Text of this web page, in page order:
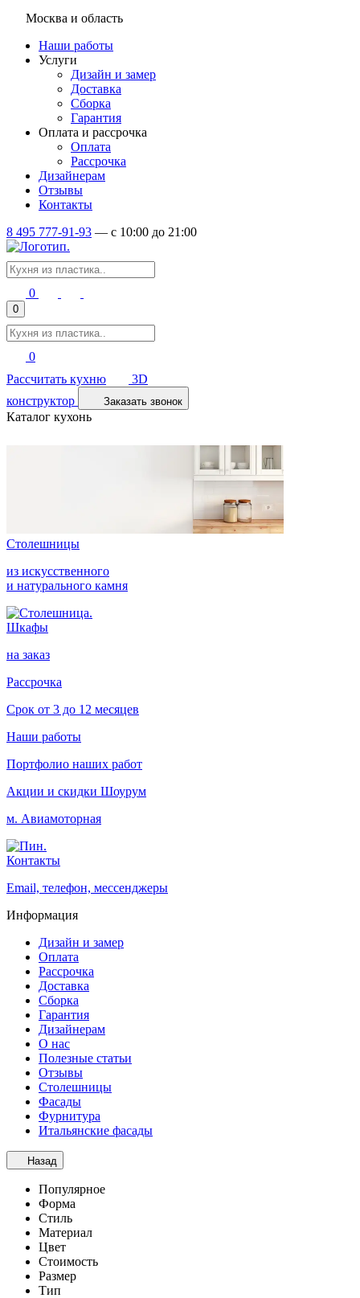
Москва и область
Наши работы
Услуги
Дизайн и замер
Доставка
Сборка
Гарантия
Оплата и рассрочка
Оплата
Рассрочка
Дизайнерам
Отзывы
Контакты
8 495 777-91-93 — c 10:00 до 21:00
0
0
0
Рассчитать кухню
3D
конструктор
Заказать звонок
Каталог кухонь
Столешницы
из искусственного
и натурального камня
Шкафы
на заказ
Рассрочка
Срок от 3 до 12 месяцев
Наши работы
Портфолио наших работ
Акции и скидки Шоурум
м. Авиамоторная
Контакты
Email, телефон, мессенджеры
Информация
Дизайн и замер
Оплата
Рассрочка
Доставка
Сборка
Гарантия
Дизайнерам
О нас
Полезные статьи
Отзывы
Столешницы
Фасады
Фурнитура
Итальянские фасады
Назад
Популярное
Форма
Стиль
Материал
Цвет
Стоимость
Размер
Тип